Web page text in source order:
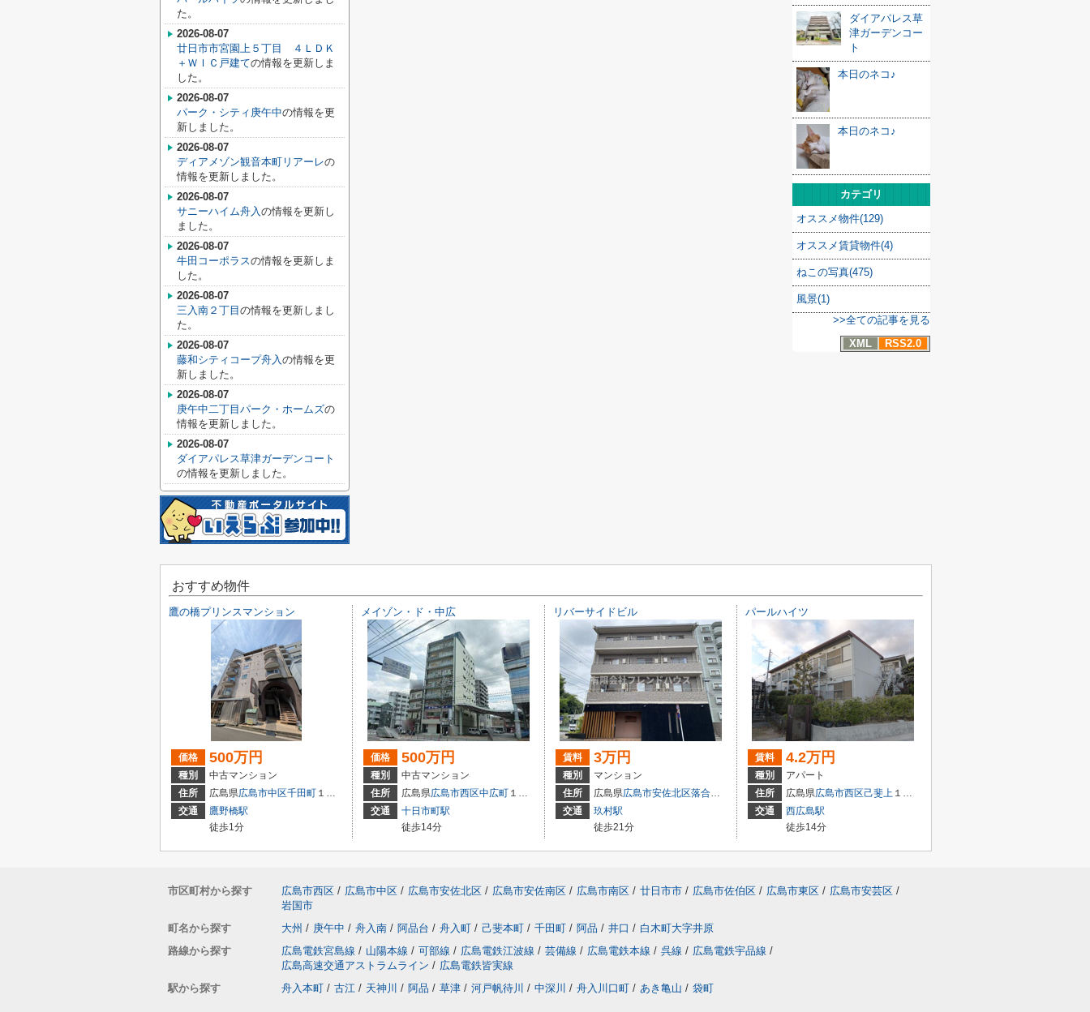
ダイアパレス草
津ガーデンコー
ト
本日のネコ♪
本日のネコ♪
カテゴリ
オススメ物件(129)
オススメ賃貸物件(4)
ねこの写真(475)
風景(1)
>>全ての記事を見る
XML
RSS2.0
た。
2026-08-07
廿日市市宮園上５丁目 ４ＬＤＫ
＋ＷＩＣ戸建ての情報を更新しま
した。
2026-08-07
パーク・シティ庚午中の情報を更
新しました。
2026-08-07
ディアメゾン観音本町リアーレの
情報を更新しました。
2026-08-07
サニーハイム舟入の情報を更新し
ました。
2026-08-07
牛田コーポラスの情報を更新しま
した。
2026-08-07
三入南２丁目 の情報を更新しまし
た。
2026-08-07
藤和シティコープ舟入の情報を更
新しました。
2026-08-07
庚午中二丁目パーク・ホームズの
情報を更新しました。
2026-08-07
ダイアパレス草津ガーデンコート
の情報を更新しました。
おすすめ物件
鷹の橋プリンスマンション
価格 500万円
種別
中古マンション
住所
広島県広島市中区千田町 １丁目3-9
交通
鷹野橋駅
徒歩1分
メイゾン・ド・中広
価格 500万円
種別
中古マンション
住所
広島県広島市西区中広町 １丁目3-18
交通
十日市町駅
徒歩14分
リバーサイドビル
賃料 3万円
種別
マンション
住所
広島県広島市安佐北区落合南
２丁目1-18
交通
玖村駅
徒歩21分
パールハイツ
賃料 4.2万円
種別
アパート
住所
広島県広島市西区己斐上 １丁目４－１１
交通
西広島駅
徒歩14分
市区町村から探す 広島市西区 / 広島市中区 / 広島市安佐北区 / 広島市安佐南区 / 広島市南区 / 廿日市市 / 広島市佐伯区 / 広島市東区 / 広島市安芸区 /
岩国市
町名から探す
大州 / 庚午中 / 舟入南 / 阿品台 / 舟入町 / 己斐本町 / 千田町 / 阿品 / 井口 / 白木町大字井原
路線から探す
広島電鉄宮島線 / 山陽本線 / 可部線 / 広島電鉄江波線 / 芸備線 / 広島電鉄本線 / 呉線 / 広島電鉄宇品線 /
広島高速交通アストラムライン / 広島電鉄皆実線
駅から探す
舟入本町 / 古江 / 天神川 / 阿品 / 草津 / 河戸帆待川 / 中深川 / 舟入川口町 / あき亀山 / 袋町